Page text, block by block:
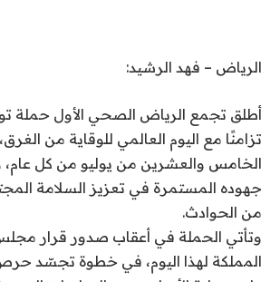
الرياض – فهد الرشيد:
أطلق تجمع الرياض الصحي الأول حملة
تزامنًا مع اليوم العالمي للوقاية من
الخامس والعشرين من يوليو من كل
جهوده المستمرة في تعزيز السلامة
من الحوادث.
وتأتي الحملة في أعقاب صدور قرار مجلس
المملكة لهذا اليوم، في خطوة تجسّد حرص